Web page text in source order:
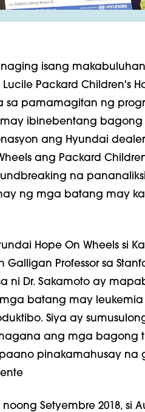
isang
Packard Children's
sa pamamagitan ng
may ibinebentang bagong
ang Hyundai
ang Packard
na
ng mga batang may
Hope On Wheels si
Galligan Professor sa
ni Dr. Sakamoto ay
batang may
Siya ay
ang mga bagong
pinakamahusay na
Setyembre 2018, si